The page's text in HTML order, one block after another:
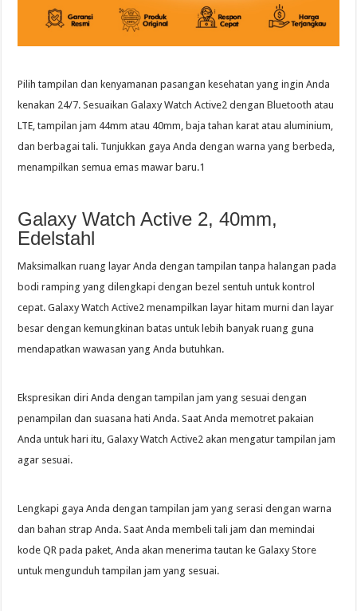
Pilih tampilan dan kenyamanan pasangan kesehatan yang ingin Anda
kenakan 24/7. Sesuaikan Galaxy Watch Active2 dengan Bluetooth atau
LTE, tampilan jam 44mm atau 40mm, baja tahan karat atau aluminium,
dan berbagai tali. Tunjukkan gaya Anda dengan warna yang berbeda,
menampilkan semua emas mawar baru.1
Galaxy Watch Active 2, 40mm,
Edelstahl
Maksimalkan ruang layar Anda dengan tampilan tanpa halangan pada
bodi ramping yang dilengkapi dengan bezel sentuh untuk kontrol
cepat. Galaxy Watch Active2 menampilkan layar hitam murni dan layar
besar dengan kemungkinan batas untuk lebih banyak ruang guna
mendapatkan wawasan yang Anda butuhkan.
Ekspresikan diri Anda dengan tampilan jam yang sesuai dengan
penampilan dan suasana hati Anda. Saat Anda memotret pakaian
Anda untuk hari itu, Galaxy Watch Active2 akan mengatur tampilan jam
agar sesuai.
Lengkapi gaya Anda dengan tampilan jam yang serasi dengan warna
dan bahan strap Anda. Saat Anda membeli tali jam dan memindai
kode QR pada paket, Anda akan menerima tautan ke Galaxy Store
untuk mengunduh tampilan jam yang sesuai.